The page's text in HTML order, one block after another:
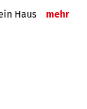
Haus mehr